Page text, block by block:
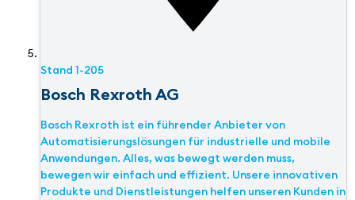
Stand 1-205
Bosch Rexroth AG
Bosch Rexroth ist ein führender Anbieter von
Automatisierungslösungen für industrielle und mobile
Anwendungen. Alles, was bewegt werden muss,
bewegen wir einfach und effizient. Unsere innovativen
Produkte und Dienstleistungen helfen unseren Kunden in